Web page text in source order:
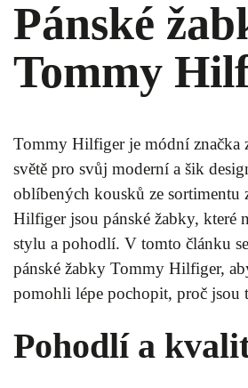
Pánské
Tommy
Tommy Hilfiger je módní značka
světě pro svůj moderní a šik
oblíbených kousků ze sortimentu
Hilfiger jsou pánské žabky, které
stylu a pohodlí. V tomto článku
pánské žabky Tommy Hilfiger,
pomohli lépe pochopit, proč jsou
Pohodlí a